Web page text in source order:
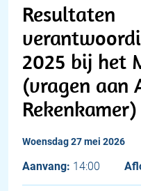
Resultaten
2025 bij het
(vragen aan
Rekenkamer)
woensdag 27 mei 2026
Aanvang: 14:00